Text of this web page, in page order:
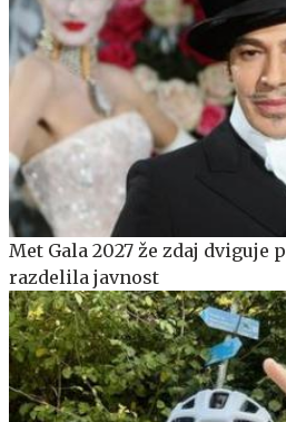
Met Gala 2027 že zdaj dviguje
razdelila javnost